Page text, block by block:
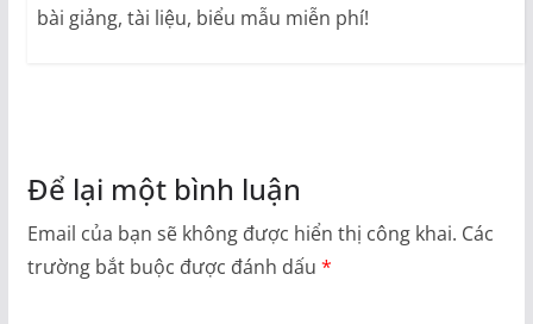
bài giảng, tài liệu, biểu mẫu miễn phí!
Để lại một bình luận
Email của bạn sẽ không được hiển thị công khai. Các
trường bắt buộc được đánh dấu *